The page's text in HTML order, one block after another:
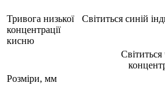
Тривога низької
концентрації
кисню
Світиться синій
Розміри, мм